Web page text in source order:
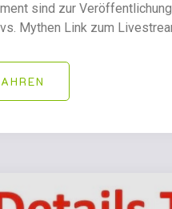
sind zur
Mythen Link zum